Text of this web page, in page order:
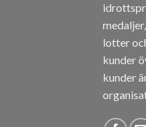
lotter
kunder
kunder